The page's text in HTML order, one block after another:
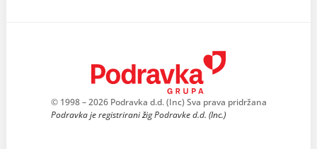
© 1998 – 2026 Podravka d.d. (Inc) Sva prava pridržana
Podravka je registrirani žig Podravke d.d. (Inc.)